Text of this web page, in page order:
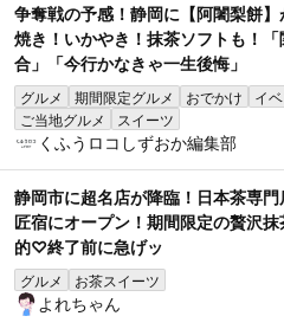
争奪戦の予感！静岡に【阿闍梨餅
焼き！いかやき！抹茶ソフトも！
合」「今行かなきゃ一生後悔」
グルメ 期間限定グルメ おでかけ
イ
ご当地グルメ
スイーツ
くふうロコしずおか編集部
静岡市に超名店が降臨！日本茶専門
匠宿にオープン！期間限定の贅沢
的♡終了前に急げッ
グルメ お茶スイーツ
よれちゃん